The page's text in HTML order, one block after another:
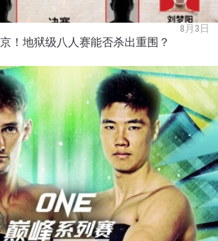
8月3日
！地狱级八人赛能否杀出重围？